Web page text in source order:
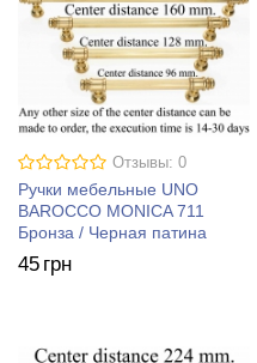
Отзывы: 0
Ручки мебельные UNO
BAROCCO MONICA 711
Бронза / Черная патина
45 грн